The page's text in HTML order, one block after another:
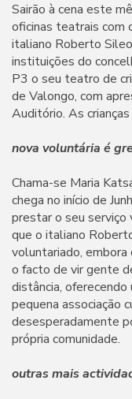
Sairão à cena este
oficinas teatrais com
italiano Roberto
instituições do
P3 o seu teatro de
de Valongo, com
Auditório. As
nova voluntária é
Chama-se Maria
chega no início de
prestar o seu serviço
que o italiano
voluntariado, embora
o facto de vir gente
distância, oferecendo
pequena associação
desesperadamente
própria comunidade.
outras mais